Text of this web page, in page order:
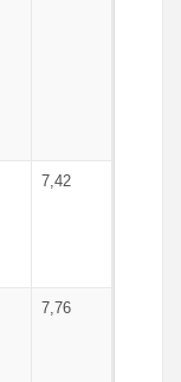
7,42
7,76